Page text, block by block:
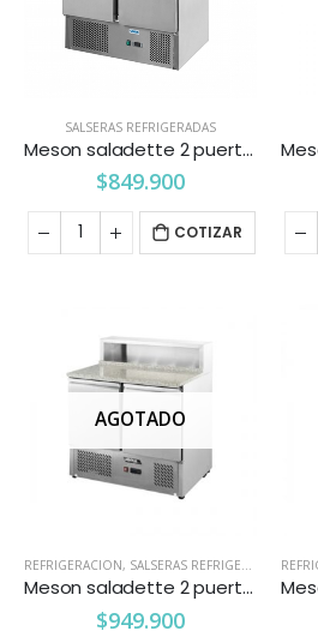
SALSERAS REFRIGERADAS
Meson saladette 2 puertas 10 tachos Ventus
$849.900
COTIZAR
AGOTADO
REFRIGERACION, SALSERAS REFRIGERADAS
Meson saladette 2 puertas cubierta de marmol con acero Ventus
$949.900